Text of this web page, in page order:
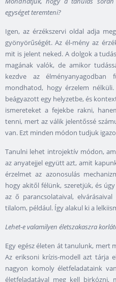
egységet teremteni?
Igen, az érzékszervi oldal adja
gyönyörűségét. Az él-mény az
mit is jelent neked. A dolgok a
magának valók, de amikor
kezdve az
mondhatod, hogy érzelem
beágyazott egy helyzetbe, és
ismereteket a fejekbe rakni,
tenni, mert az válik jelentőssé
van. Ezt minden módon tudjuk
Tanulni lehet introjektív módon,
az anyatejjel együtt azt, amit
érzelmet az azonosulás
hogy akitől félünk, szeretjük, és
az ő parancsolataival,
tilalom, például. Így alakul ki a
Lehet-e valamilyen életszakaszra
Egy egész életen át tanulunk, mert
Az eriksoni krízis-modell azt tárja
nagyon komoly életfeladataink
életfeladatával meg kell birkózni,